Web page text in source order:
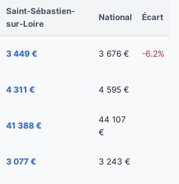
Saint-Sébastien-
sur-Loire
National Écart
3 449 € 3 676 € -6.2%
4 311 € 4 595 €
41 388 €
44 107
€
3 077 € 3 243 €